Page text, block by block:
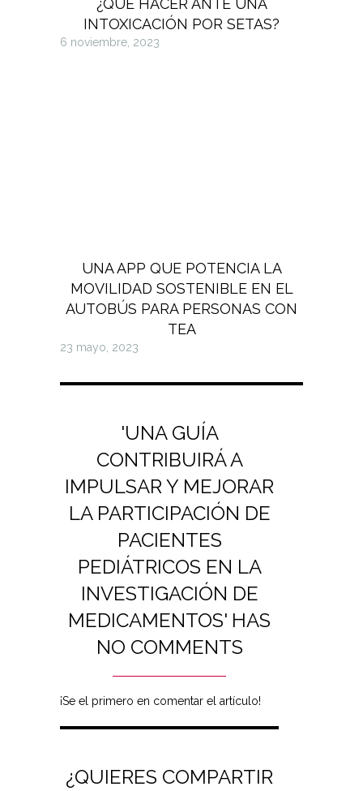
¿QUÉ HACER ANTE UNA
INTOXICACIÓN POR SETAS?
6 noviembre, 2023
UNA APP QUE POTENCIA LA
MOVILIDAD SOSTENIBLE EN EL
AUTOBÚS PARA PERSONAS CON
TEA
23 mayo, 2023
'UNA GUÍA
CONTRIBUIRÁ A
IMPULSAR Y MEJORAR
LA PARTICIPACIÓN DE
PACIENTES
PEDIÁTRICOS EN LA
INVESTIGACIÓN DE
MEDICAMENTOS' HAS
NO COMMENTS
¡Se el primero en comentar el artículo!
¿QUIERES COMPARTIR